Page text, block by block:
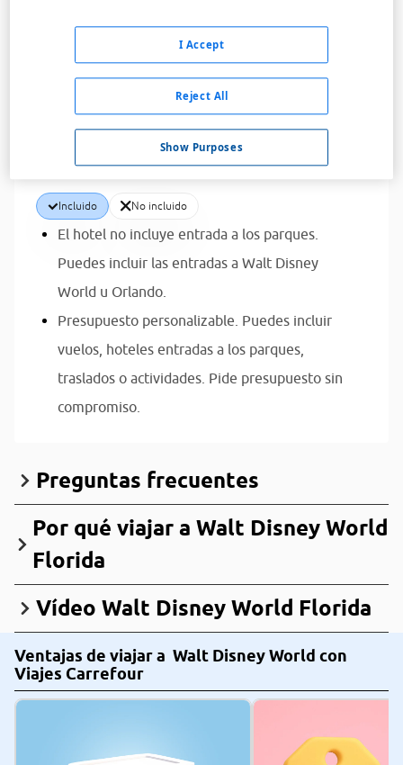
que podamos enviarte el presupuesto. Si lo prefieres,
acércate a una de nuestras agencias de Viajes Carrefour.
más cercanas y te ayudamos y asesoramos con la reserva
de tu viaje a Walt Disney World Florida.
¿Qué incluye?
Incluido No incluido
El hotel no incluye entrada a los parques.
Puedes incluir las entradas a Walt Disney
World u Orlando.
Presupuesto personalizable. Puedes incluir
vuelos, hoteles entradas a los parques,
traslados o actividades. Pide presupuesto sin
compromiso.
Preguntas frecuentes
Por qué viajar a Walt Disney World
Florida
Vídeo Walt Disney World Florida
Ventajas de viajar a Walt Disney World con
Viajes Carrefour
Show Purposes
Reject All
I Accept